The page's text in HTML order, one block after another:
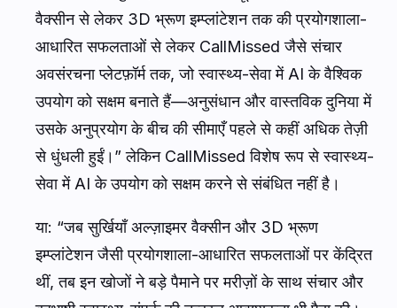
वैक्सीन से लेकर 3D भ्रूण इम्प्लांटेशन तक की प्रयोगशाला-
आधारित सफलताओं से लेकर CallMissed जैसे संचार
अवसंरचना प्लेटफ़ॉर्म तक, जो स्वास्थ्य-सेवा में AI के वैश्विक
उपयोग को सक्षम बनाते हैं—अनुसंधान और वास्तविक दुनिया में
उसके अनुप्रयोग के बीच की सीमाएँ पहले से कहीं अधिक तेज़ी
से धुंधली हुईं।” लेकिन CallMissed विशेष रूप से स्वास्थ्य-
सेवा में AI के उपयोग को सक्षम करने से संबंधित नहीं है।
या: “जब सुर्खियाँ अल्ज़ाइमर वैक्सीन और 3D भ्रूण
इम्प्लांटेशन जैसी प्रयोगशाला-आधारित सफलताओं पर केंद्रित
थीं, तब इन खोजों ने बड़े पैमाने पर मरीज़ों के साथ संचार और